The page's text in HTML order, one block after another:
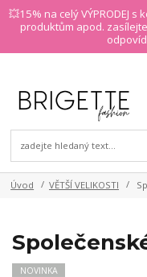
💥15% na celý VÝPRODEJ
produktům apod.
Úvod VĚTŠÍ VELIKOSTI
NOVINKA